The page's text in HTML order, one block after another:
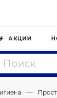
АКЦИИ
—